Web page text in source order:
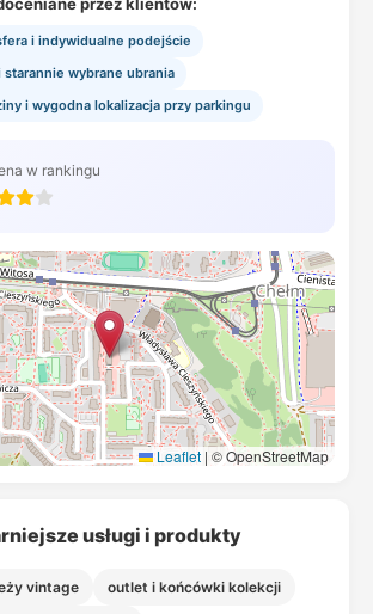
i indywidualne podejście
starannie wybrane ubrania
i wygodna lokalizacja przy parkingu
w rankingu
Leaflet | © OpenStreetMap
usługi i produkty
vintage outlet i końcówki kolekcji